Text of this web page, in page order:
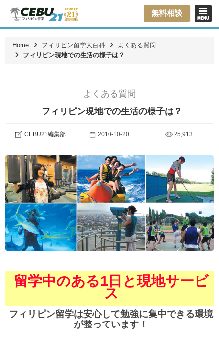
無料相談
Home フィリピン留学大百科
よくある質問
フィリピン現地での生活の様子は？
よくある質問
フィリピン現地での生活の様子は？
CEBU21編集部 2010-10-20 25,913
留学中のある1日と現地サービ
ス
フィリピン留学は安心して勉強に集中できる環境
が整っています！